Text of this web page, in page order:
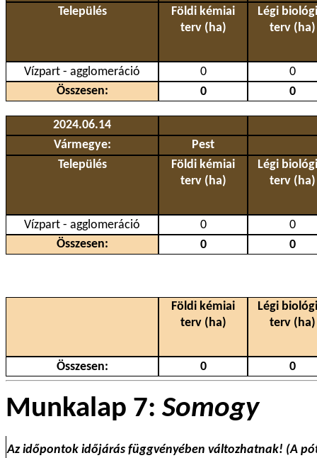
Település
Földi kémiai
terv (ha)
Légi
terv (ha)
Vízpart - agglomeráció 0
0
Összesen:
0 0
2024.06.14
Vármegye:
Pest
Település
Földi kémiai
terv (ha)
Légi
terv (ha)
Vízpart - agglomeráció 0
0
Összesen:
0 0
Földi kémiai
terv (ha)
Légi
terv (ha)
Összesen: 0 0
Munkalap 7: Somogy
Az időpontok időjárás függvényében változhatnak! (A